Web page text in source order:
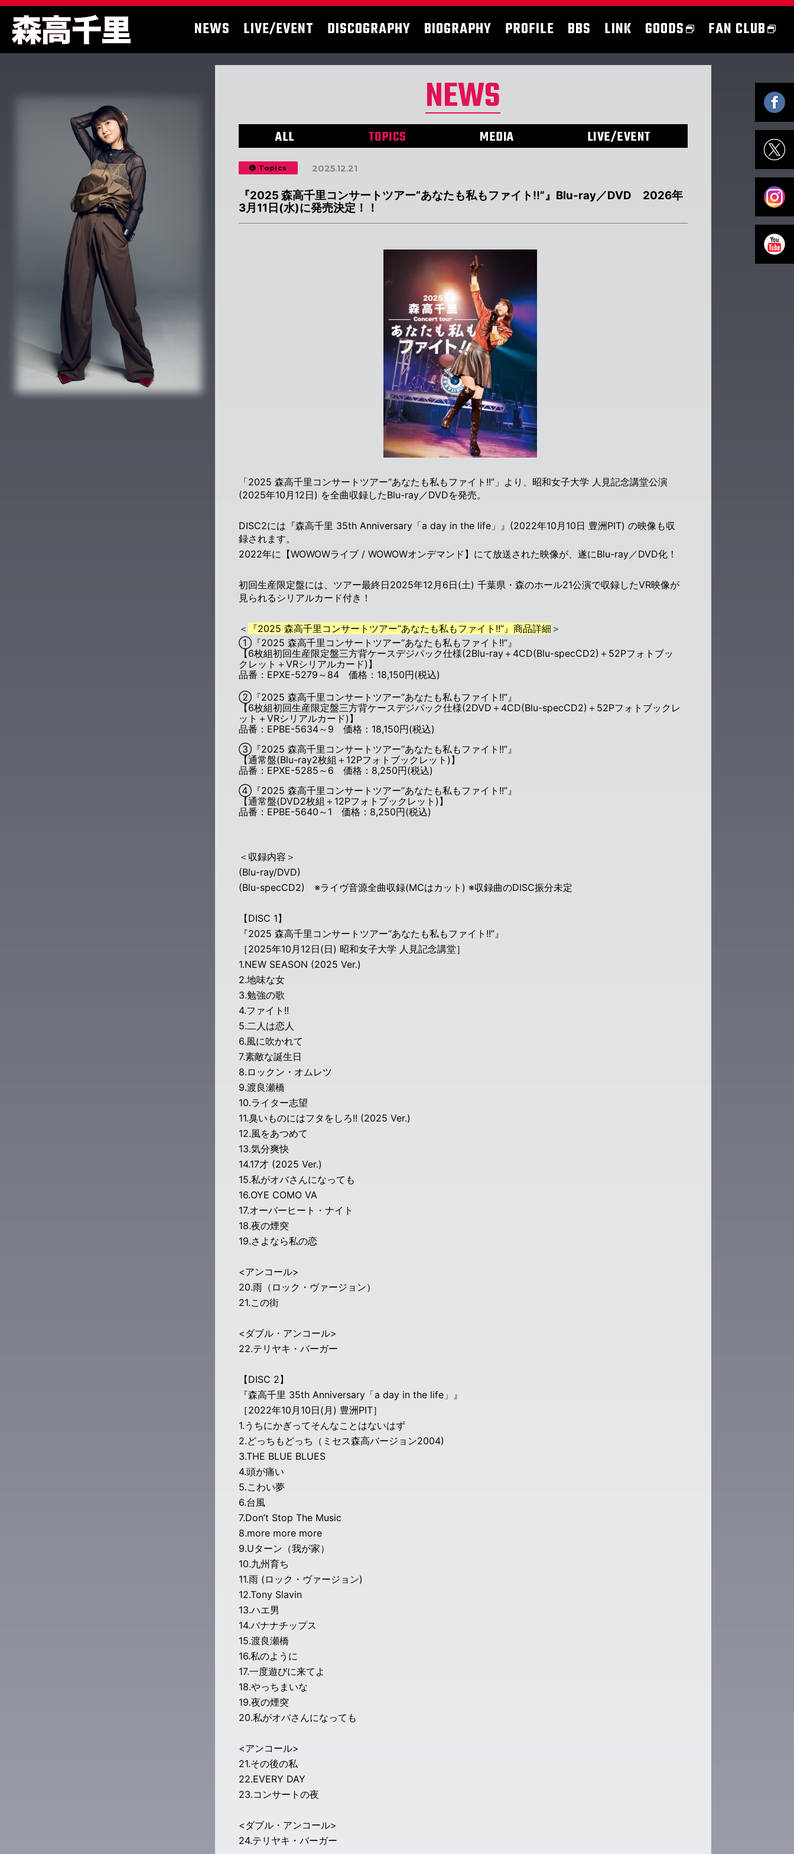
NEWS LIVE/EVENT DISCOGRAPHY BIOGRAPHY PROFILE BBS LINK GOODS FAN CLUB
NEWS
ALL TOPICS MEDIA LIVE/EVENT
Topics 2025.12.21
『2025 森高千里コンサートツアー“あなたも私もファイト!!”』Blu-ray／DVD 2026年
3月11日(水)に発売決定！！
「2025 森高千里コンサートツアー“あなたも私もファイト!!”」より、昭和女子大学 人見記念講堂公演
(2025年10月12日) を全曲収録したBlu-ray／DVDを発売。
DISC2には『森高千里 35th Anniversary「a day in the life」』(2022年10月10日 豊洲PIT) の映像も収
録されます。
2022年に【WOWOWライブ / WOWOWオンデマンド】にて放送された映像が、遂にBlu-ray／DVD化！
初回生産限定盤には、ツアー最終日2025年12月6日(土) 千葉県・森のホール21公演で収録したVR映像が
見られる シリアルカード付き！
＜ 『2025 森高千里コンサートツアー“あなたも私もファイト!!”』商品詳細 ＞
①『2025 森高千里コンサートツアー“あなたも私もファイト!!”』
【6枚組初回生産限定盤三方背ケースデジパック仕様(2Blu-ray＋4CD(Blu-specCD2)＋52Pフォトブッ
クレット＋VRシリアルカード)】
品番：EPXE-5279～84 価格：18,150円(税込)
②『2025 森高千里コンサートツアー“あなたも私もファイト!!”』
【6枚組初回生産限定盤三方背ケースデジパック仕様(2DVD＋4CD(Blu-specCD2)＋52Pフォトブックレ
ット＋VRシリアルカード)】
品番：EPBE-5634～9 価格：18,150円(税込)
③『2025 森高千里コンサートツアー“あなたも私もファイト!!”』
【通常盤(Blu-ray2枚組＋12Pフォトブックレット)】
品番：EPXE-5285～6 価格：8,250円(税込)
④『2025 森高千里コンサートツアー“あなたも私もファイト!!”』
【通常盤(DVD2枚組＋12Pフォトブックレット)】
品番：EPBE-5640～1 価格：8,250円(税込)
＜収録内容＞
(Blu-ray/DVD)
(Blu-specCD2) ※ライヴ音源全曲収録(MCはカット) ※収録曲のDISC振分未定
【DISC 1】
『2025 森高千里コンサートツアー“あなたも私もファイト!!”』
［2025年10月12日(日) 昭和女子大学 人見記念講堂］
1.NEW SEASON (2025 Ver.)
2.地味な女
3.勉強の歌
4.ファイト!!
5.二人は恋人
6.風に吹かれて
7.素敵な誕生日
8.ロックン・オムレツ
9.渡良瀬橋
10.ライター志望
11.臭いものにはフタをしろ!! (2025 Ver.)
12.風をあつめて
13.気分爽快
14.17才 (2025 Ver.)
15.私がオバさんになっても
16.OYE COMO VA
17.オーバーヒート・ナイト
18.夜の煙突
19.さよなら私の恋
<アンコール>
20.雨（ロック・ヴァージョン）
21.この街
<ダブル・アンコール>
22.テリヤキ・バーガー
【DISC 2】
『森高千里 35th Anniversary「a day in the life」』
［2022年10月10日(月) 豊洲PIT］
1.うちにかぎってそんなことはないはず
2.どっちもどっち（ミセス森高バージョン2004)
3.THE BLUE BLUES
4.頭が痛い
5.こわい夢
6.台風
7.Don’t Stop The Music
8.more more more
9.Uターン（我が家）
10.九州育ち
11.雨 (ロック・ヴァージョン)
12.Tony Slavin
13.ハエ男
14.バナナチップス
15.渡良瀬橋
16.私のように
17.一度遊びに来てよ
18.やっちまいな
19.夜の煙突
20.私がオバさんになっても
<アンコール>
21.その後の私
22.EVERY DAY
23.コンサートの夜
<ダブル・アンコール>
24.テリヤキ・バーガー